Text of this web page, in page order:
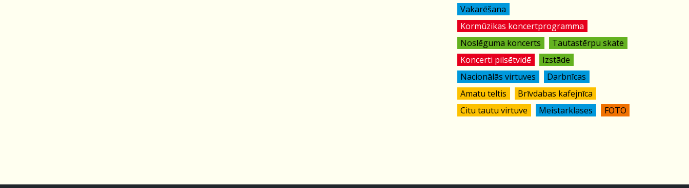
Vakarēšana
Kormūzikas koncertprogramma
Noslēguma koncerts
Tautastērpu skate
Koncerti pilsētvidē
Izstāde
Nacionālās virtuves
Darbnīcas
Amatu teltis
Brīvdabas kafejnīca
Citu tautu virtuve
Meistarklases FOTO